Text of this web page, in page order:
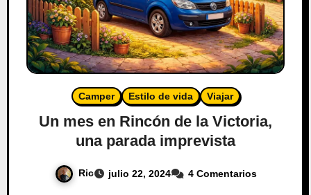
Camper Estilo de vida Viajar
Un mes en Rincón de la Victoria,
una parada imprevista
Ric julio 22, 2024 4 Comentarios